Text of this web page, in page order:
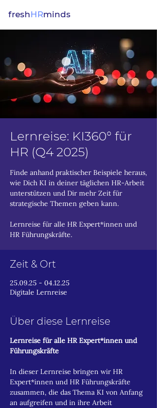
freshHRminds
Lernreise: KI360° für
HR (Q4 2025)
Finde anhand praktischer Beispiele heraus,
wie Dich KI in deiner täglichen HR-Arbeit
unterstützen und Dir mehr Zeit für
strategische Themen geben kann.
Lernreise für alle HR Expert*innen und
HR Führungskräfte.
Zeit & Ort
25.09.25 - 04.12.25
Digitale Lernreise
Über diese Lernreise
Lernreise für alle HR Expert*innen und
Führungskräfte
In dieser Lernreise bringen wir HR
Expert*innen und HR Führungskräfte
zusammen, die das Thema KI von Anfang
an aufgreifen und in ihre Arbeit